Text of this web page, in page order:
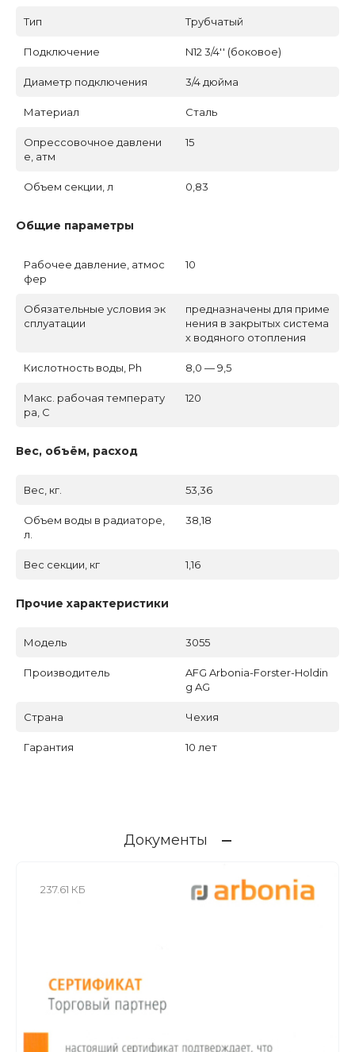
Тип Трубчатый
Подключение N12 3/4'' (боковое)
Диаметр подключения 3/4 дюйма
Материал Сталь
Опрессовочное давлени
е, атм
15
Объем секции, л 0,83
Общие параметры
Рабочее давление, атмос
фер
10
Обязательные условия эк
сплуатации
предназначены для приме
нения в закрытых система
х водяного отопления
Кислотность воды, Ph 8,0 — 9,5
Макс. рабочая температу
ра, C
120
Вес, объём, расход
Вес, кг. 53,36
Объем воды в радиаторе,
л.
38,18
Вес секции, кг 1,16
Прочие характеристики
Модель 3055
Производитель
AFG Arbonia-Forster-Holdin
g AG
Страна Чехия
Гарантия 10 лет
Документы
237.61 КБ